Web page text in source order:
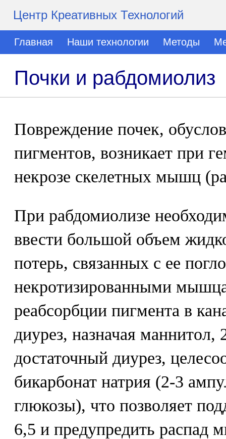
Центр Креативных Технологий
Главная Наши технологии Методы
Почки и рабдомиолиз
Повреждение почек,
пигментов, возникает при
некрозе скелетных мышц
При рабдомиолизе
ввести большой объем
потерь, связанных с ее
некротизированными
реабсорбции пигмента в
диурез, назначая маннитол,
достаточный диурез,
бикарбонат натрия (2-3
глюкозы), что позволяет
6,5 и предупредить распад